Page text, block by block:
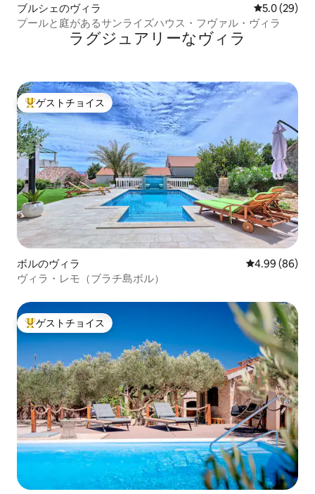
ブルシェのヴィラ レビュー29
5.0 (29)
プールと庭があるサンライズハウス・フヴァル・ヴィラ
ラグジュアリーなヴィラ
大好評のゲストチョイスです。
ゲストチョイス
ボルのヴィラ レビュー86件
4.99 (86)
ヴィラ・レモ（ブラチ島ボル）
大好評のゲストチョイスです。
ゲストチョイス